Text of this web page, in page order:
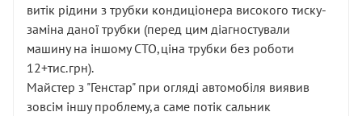
витік рідини з трубки кондиціонера високого тиску-
заміна даної трубки (перед цим діагностували
машину на іншому СТО,ціна трубки без роботи
12+тис.грн).
Майстер з "Генстар" при огляді автомобіля виявив
зовсім іншу проблему,а саме потік сальник